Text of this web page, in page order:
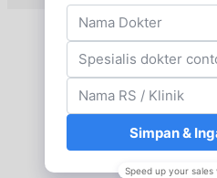
Jumat, 28/08/2026
Jam 17:00 - 20:00
Sabtu, 29/08/2026
Jam 16:00 - 19:00